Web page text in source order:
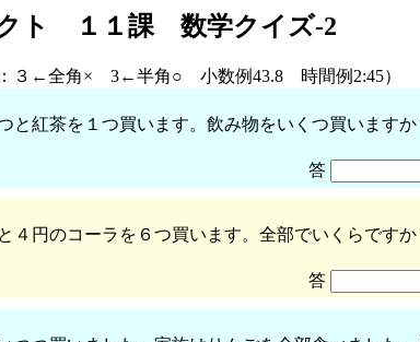
ト １１課 数学クイズ-2
３←全角× 3←半角○ 小数例43.8 時間例2:45）
と紅茶を１つ買います。飲み物をいくつ買いますか
答
４円のコーラを６つ買います。全部でいくらですか
答